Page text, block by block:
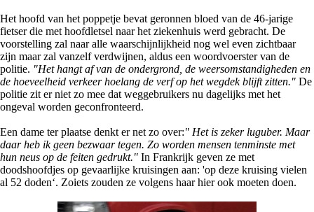
Het hoofd van het poppetje bevat geronnen bloed van de 46-jarige
fietser die met hoofdletsel naar het ziekenhuis werd gebracht. De
voorstelling zal naar alle waarschijnlijkheid nog wel even zichtbaar
zijn maar zal vanzelf verdwijnen, aldus een woordvoerster van de
politie. "Het hangt af van de ondergrond, de weersomstandigheden en
de hoeveelheid verkeer hoelang de verf op het wegdek blijft zitten." De
politie zit er niet zo mee dat weggebruikers nu dagelijks met het
ongeval worden geconfronteerd.
Een dame ter plaatse denkt er net zo over:" Het is zeker luguber. Maar
daar heb ik geen bezwaar tegen. Zo worden mensen tenminste met
hun neus op de feiten gedrukt." In Frankrijk geven ze met
doodshoofdjes op gevaarlijke kruisingen aan: 'op deze kruising vielen
al 52 doden‘. Zoiets zouden ze volgens haar hier ook moeten doen.